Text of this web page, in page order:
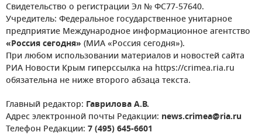
Свидетельство о регистрации Эл № ФС77-57640.
Учредитель: Федеральное государственное унитарное
предприятие Международное информационное агентство
«Россия сегодня» (МИА «Россия сегодня»).
При любом использовании материалов и новостей сайта
РИА Новости Крым гиперссылка на https://crimea.ria.ru
обязательна не ниже второго абзаца текста.
Главный редактор: Гаврилова А.В.
Адрес электронной почты Редакции: news.crimea@ria.ru
Телефон Редакции: 7 (495) 645-6601